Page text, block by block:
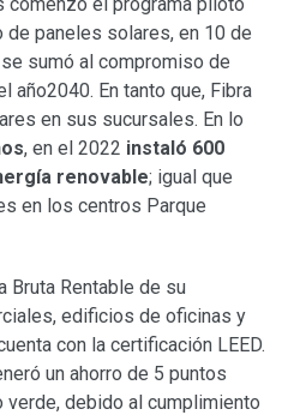
paneles solares, en 10 de
sumó al compromiso de
año2040. En tanto que, Fibra
en sus sucursales. En lo
, en el 2022 instaló 600
renovable; igual que
en los centros Parque
Bruta Rentable de su
edificios de oficinas y
con la certificación LEED.
un ahorro de 5 puntos
verde, debido al cumplimiento